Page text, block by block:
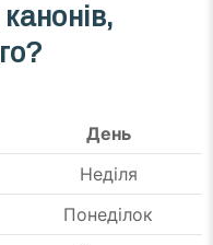
День
Неділя
Понеділок